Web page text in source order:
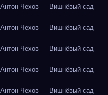
Антон Чехов — Вишнёвый сад
Антон Чехов — Вишнёвый сад
Антон Чехов — Вишнёвый сад
Антон Чехов — Вишнёвый сад
Антон Чехов — Вишнёвый сад